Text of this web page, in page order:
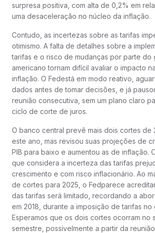
surpresa positiva, com alta de 0,2% em
uma desaceleração no núcleo da inflação.
Contudo, as incertezas sobre as tarifas
otimismo. A falta de detalhes sobre a
tarifas e o risco de mudanças por parte do
americano tornam difícil avaliar o impacto
inflação. O Fedestá em modo reativo,
dados antes de tomar decisões, e já
reunião consecutiva, sem um plano claro
ciclo de corte de juros.
O banco central prevê mais dois cortes de
este ano, mas revisou suas projeções de
PIB para baixo e aumentou as de inflação.
que considera a incerteza das tarifas
crescimento e com risco inflacionário. Ao
de cortes para 2025, o Fedparece
das tarifas será limitado, recordando a
em 2018, durante a imposição de tarifas no
Esperamos que os dois cortes ocorram no
semestre, possivelmente a partir da